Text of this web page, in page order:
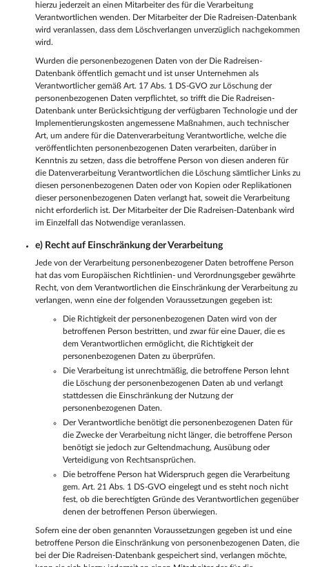
hierzu jederzeit an einen Mitarbeiter des für die Verarbeitung
Verantwortlichen wenden. Der Mitarbeiter der Die Radreisen-Datenbank
wird veranlassen, dass dem Löschverlangen unverzüglich nachgekommen
wird.
Wurden die personenbezogenen Daten von der Die Radreisen-
Datenbank öffentlich gemacht und ist unser Unternehmen als
Verantwortlicher gemäß Art. 17 Abs. 1 DS-GVO zur Löschung der
personenbezogenen Daten verpflichtet, so trifft die Die Radreisen-
Datenbank unter Berücksichtigung der verfügbaren Technologie und der
Implementierungskosten angemessene Maßnahmen, auch technischer
Art, um andere für die Datenverarbeitung Verantwortliche, welche die
veröffentlichten personenbezogenen Daten verarbeiten, darüber in
Kenntnis zu setzen, dass die betroffene Person von diesen anderen für
die Datenverarbeitung Verantwortlichen die Löschung sämtlicher Links zu
diesen personenbezogenen Daten oder von Kopien oder Replikationen
dieser personenbezogenen Daten verlangt hat, soweit die Verarbeitung
nicht erforderlich ist. Der Mitarbeiter der Die Radreisen-Datenbank wird
im Einzelfall das Notwendige veranlassen.
e) Recht auf Einschränkung der Verarbeitung
Jede von der Verarbeitung personenbezogener Daten betroffene Person
hat das vom Europäischen Richtlinien- und Verordnungsgeber gewährte
Recht, von dem Verantwortlichen die Einschränkung der Verarbeitung zu
verlangen, wenn eine der folgenden Voraussetzungen gegeben ist:
Die Richtigkeit der personenbezogenen Daten wird von der
betroffenen Person bestritten, und zwar für eine Dauer, die es
dem Verantwortlichen ermöglicht, die Richtigkeit der
personenbezogenen Daten zu überprüfen.
Die Verarbeitung ist unrechtmäßig, die betroffene Person lehnt
die Löschung der personenbezogenen Daten ab und verlangt
stattdessen die Einschränkung der Nutzung der
personenbezogenen Daten.
Der Verantwortliche benötigt die personenbezogenen Daten für
die Zwecke der Verarbeitung nicht länger, die betroffene Person
benötigt sie jedoch zur Geltendmachung, Ausübung oder
Verteidigung von Rechtsansprüchen.
Die betroffene Person hat Widerspruch gegen die Verarbeitung
gem. Art. 21 Abs. 1 DS-GVO eingelegt und es steht noch nicht
fest, ob die berechtigten Gründe des Verantwortlichen gegenüber
denen der betroffenen Person überwiegen.
Sofern eine der oben genannten Voraussetzungen gegeben ist und eine
betroffene Person die Einschränkung von personenbezogenen Daten, die
bei der Die Radreisen-Datenbank gespeichert sind, verlangen möchte,